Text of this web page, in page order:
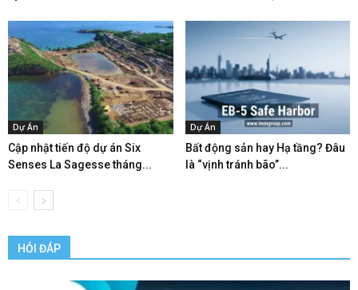
Dự Án
Cập nhật tiến độ dự án Six
Senses La Sagesse tháng...
Dự Án
Bất động sản hay Hạ tầng? Đâu
là “vịnh tránh bão”...
HỎI ĐÁP